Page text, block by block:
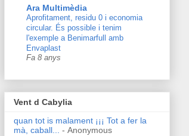
Ara Multimèdia
Aprofitament, residu 0 i economia
circular. És possible i tenim
l'exemple a Benimarfull amb
Envaplast
Fa 8 anys
Vent d Cabylia
quan tot is malament ¡¡¡ Tot a fer la
mà, caball...
- Anonymous